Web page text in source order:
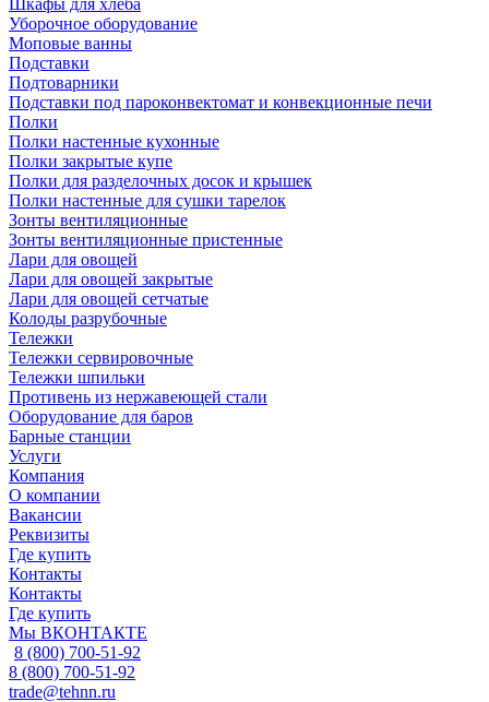
Шкафы для хлеба
Уборочное оборудование
Моповые ванны
Подставки
Подтоварники
Подставки под пароконвектомат и конвекционные печи
Полки
Полки настенные кухонные
Полки закрытые купе
Полки для разделочных досок и крышек
Полки настенные для сушки тарелок
Зонты вентиляционные
Зонты вентиляционные пристенные
Лари для овощей
Лари для овощей закрытые
Лари для овощей сетчатые
Колоды разрубочные
Тележки
Тележки сервировочные
Тележки шпильки
Противень из нержавеющей стали
Оборудование для баров
Барные станции
Услуги
Компания
О компании
Вакансии
Реквизиты
Где купить
Контакты
Контакты
Где купить
Мы ВКОНТАКТЕ
8 (800) 700-51-92
8 (800) 700-51-92
trade@tehnn.ru